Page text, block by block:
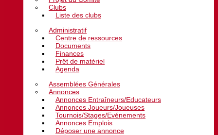
Clubs
Liste des clubs
Administratif
Centre de ressources
Documents
Finances
Prêt de matériel
Agenda
Assemblées Générales
Annonces
Annonces Entraîneurs/Educateurs
Annonces Joueurs/Joueuses
Tournois/Stages/Evénements
Annonces Emplois
Déposer une annonce